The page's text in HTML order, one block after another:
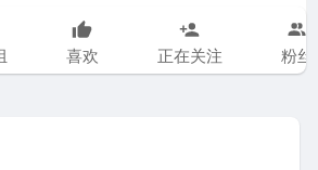
喜欢 正在关注 粉丝